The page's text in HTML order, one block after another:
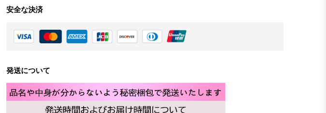
安全な決済
発送について